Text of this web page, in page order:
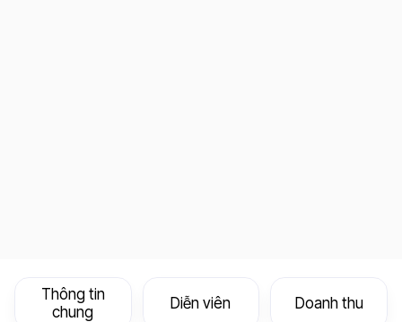
Thông tin
chung
Diễn viên Doanh thu